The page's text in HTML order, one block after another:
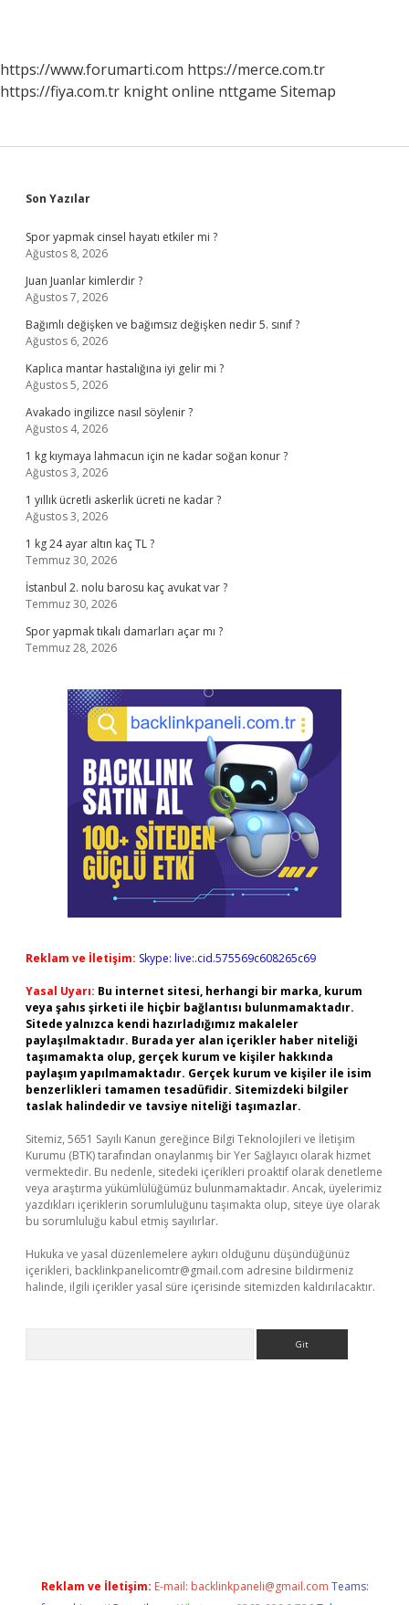
https://www.forumarti.com https://merce.com.tr
https://fiya.com.tr knight online nttgame Sitemap
Sidebar
Son Yazılar
Spor yapmak cinsel hayatı etkiler mi ?
Ağustos 8, 2026
Juan Juanlar kimlerdir ?
Ağustos 7, 2026
Bağımlı değişken ve bağımsız değişken nedir 5. sınıf ?
Ağustos 6, 2026
Kaplıca mantar hastalığına iyi gelir mi ?
Ağustos 5, 2026
Avakado ingilizce nasıl söylenir ?
Ağustos 4, 2026
1 kg kıymaya lahmacun için ne kadar soğan konur ?
Ağustos 3, 2026
1 yıllık ücretli askerlik ücreti ne kadar ?
Ağustos 3, 2026
1 kg 24 ayar altın kaç TL ?
Temmuz 30, 2026
İstanbul 2. nolu barosu kaç avukat var ?
Temmuz 30, 2026
Spor yapmak tıkalı damarları açar mı ?
Temmuz 28, 2026
Reklam ve İletişim: Skype: live:.cid.575569c608265c69
Yasal Uyarı: Bu internet sitesi, herhangi bir marka, kurum
veya şahıs şirketi ile hiçbir bağlantısı bulunmamaktadır.
Sitede yalnızca kendi hazırladığımız makaleler
paylaşılmaktadır. Burada yer alan içerikler haber niteliği
taşımamakta olup, gerçek kurum ve kişiler hakkında
paylaşım yapılmamaktadır. Gerçek kurum ve kişiler ile isim
benzerlikleri tamamen tesadüfidir. Sitemizdeki bilgiler
taslak halindedir ve tavsiye niteliği taşımazlar.
Sitemiz, 5651 Sayılı Kanun gereğince Bilgi Teknolojileri ve İletişim
Kurumu (BTK) tarafından onaylanmış bir Yer Sağlayıcı olarak hizmet
vermektedir. Bu nedenle, sitedeki içerikleri proaktif olarak denetleme
veya araştırma yükümlülüğümüz bulunmamaktadır. Ancak, üyelerimiz
yazdıkları içeriklerin sorumluluğunu taşımakta olup, siteye üye olarak
bu sorumluluğu kabul etmiş sayılırlar.
Hukuka ve yasal düzenlemelere aykırı olduğunu düşündüğünüz
içerikleri, backlinkpanelicomtr@gmail.com adresine bildirmeniz
halinde, ilgili içerikler yasal süre içerisinde sitemizden kaldırılacaktır.
Reklam ve İletişim: E-mail: backlinkpaneli@gmail.com Teams: